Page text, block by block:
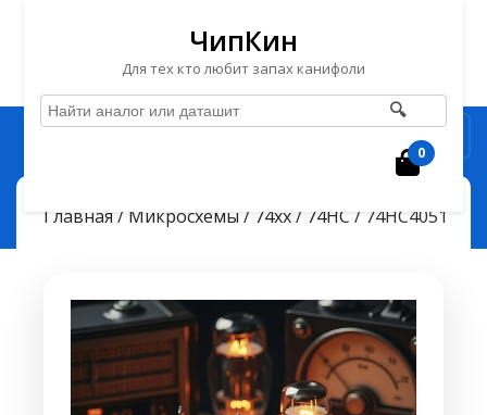
Перейти
содержимому
ЧипКин
Для тех кто любит запах канифоли
🔍
0
ЧипКин> > 74HC4051
Главная/ Микросхемы/ 74хх/ 74HC / 74HC4051